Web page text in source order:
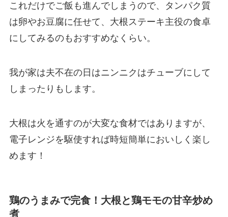
これだけでご飯も進んでしまうので、タンパク質
は卵やお豆腐に任せて、大根ステーキ主役の食卓
にしてみるのもおすすめなくらい。
我が家は夫不在の日はニンニクはチューブにして
しまったりもします。
大根は火を通すのが大変な食材ではありますが、
電子レンジを駆使すれば時短簡単においしく楽し
めます！
鶏のうまみで完食！大根と鶏モモの甘辛炒め
煮